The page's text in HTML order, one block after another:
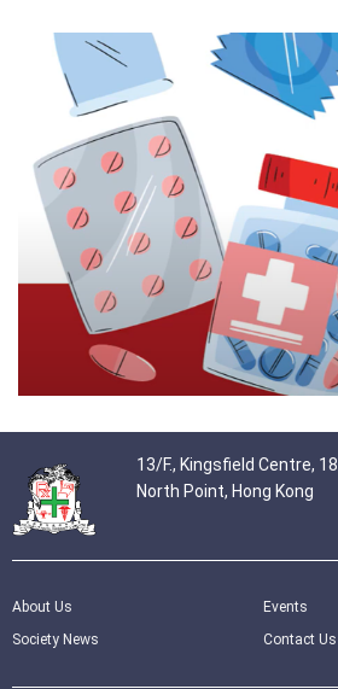
13/F., Kingsfield Centre,
North Point, Hong Kong
About Us
Society News
Events
Contact Us